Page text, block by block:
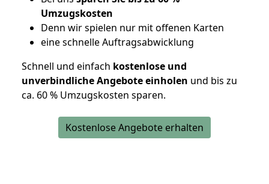
Umzugskosten
Denn wir spielen nur mit offenen Karten
eine schnelle Auftragsabwicklung
Schnell und einfach kostenlose und
unverbindliche Angebote einholen und bis zu
ca. 60 % Umzugskosten sparen.
Kostenlose Angebote erhalten